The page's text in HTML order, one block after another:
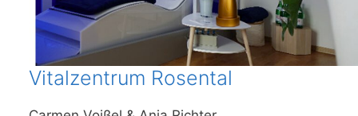
Vitalzentrum Rosental